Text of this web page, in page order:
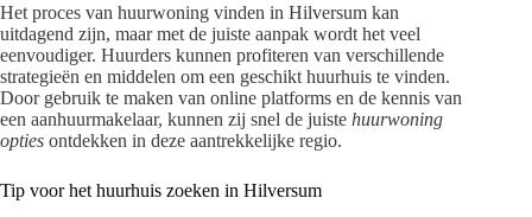
Het proces van huurwoning vinden in Hilversum kan
uitdagend zijn, maar met de juiste aanpak wordt het veel
eenvoudiger. Huurders kunnen profiteren van verschillende
strategieën en middelen om een geschikt huurhuis te vinden.
Door gebruik te maken van online platforms en de kennis van
een aanhuurmakelaar, kunnen zij snel de juiste huurwoning
opties ontdekken in deze aantrekkelijke regio.
Tip voor het huurhuis zoeken in Hilversum